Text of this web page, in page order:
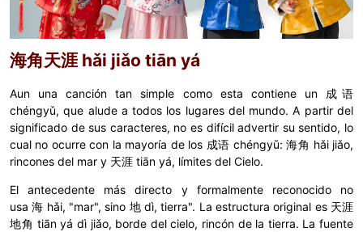
海角天涯 hǎi jiǎo tiān yá
Aun una canción tan simple como esta contiene un 成语
chéngyǔ, que alude a todos los lugares del mundo. A partir del
significado de sus caracteres, no es difícil advertir su sentido, lo
cual no ocurre con la mayoría de los 成语 chéngyǔ:海角 hǎi jiǎo,
rincones del mar y 天涯 tiān yá, límites del Cielo.
El antecedente más directo y formalmente reconocido no
usa海 hǎi, "mar", sino 地 dì,tierra". La estructura original es 天涯
地角 tiān yá dì jiǎo, borde del cielo, rincón de la tierra. La fuente